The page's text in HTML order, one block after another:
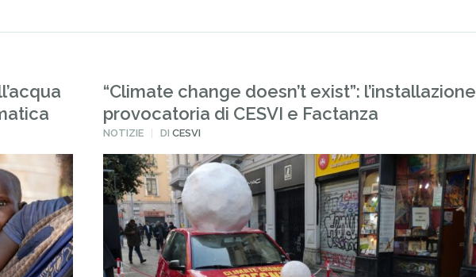
“Climate change doesn’t exist”: l’installazione
provocatoria di CESVI e Factanza
PUBBLICATO
NOTIZIE DICESVI